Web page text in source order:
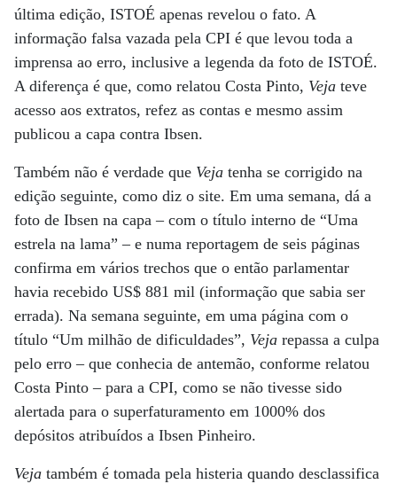
última edição, ISTOÉ apenas revelou o fato. A
informação falsa vazada pela CPI é que levou toda a
imprensa ao erro, inclusive a legenda da foto de ISTOÉ.
A diferença é que, como relatou Costa Pinto, Veja teve
acesso aos extratos, refez as contas e mesmo assim
publicou a capa contra Ibsen.
Também não é verdade que Veja tenha se corrigido na
edição seguinte, como diz o site. Em uma semana, dá a
foto de Ibsen na capa – com o título interno de “Uma
estrela na lama” – e numa reportagem de seis páginas
confirma em vários trechos que o então parlamentar
havia recebido US$ 881 mil (informação que sabia ser
errada). Na semana seguinte, em uma página com o
título “Um milhão de dificuldades”, Veja repassa a culpa
pelo erro – que conhecia de antemão, conforme relatou
Costa Pinto – para a CPI, como se não tivesse sido
alertada para o superfaturamento em 1000% dos
depósitos atribuídos a Ibsen Pinheiro.
Veja também é tomada pela histeria quando desclassifica